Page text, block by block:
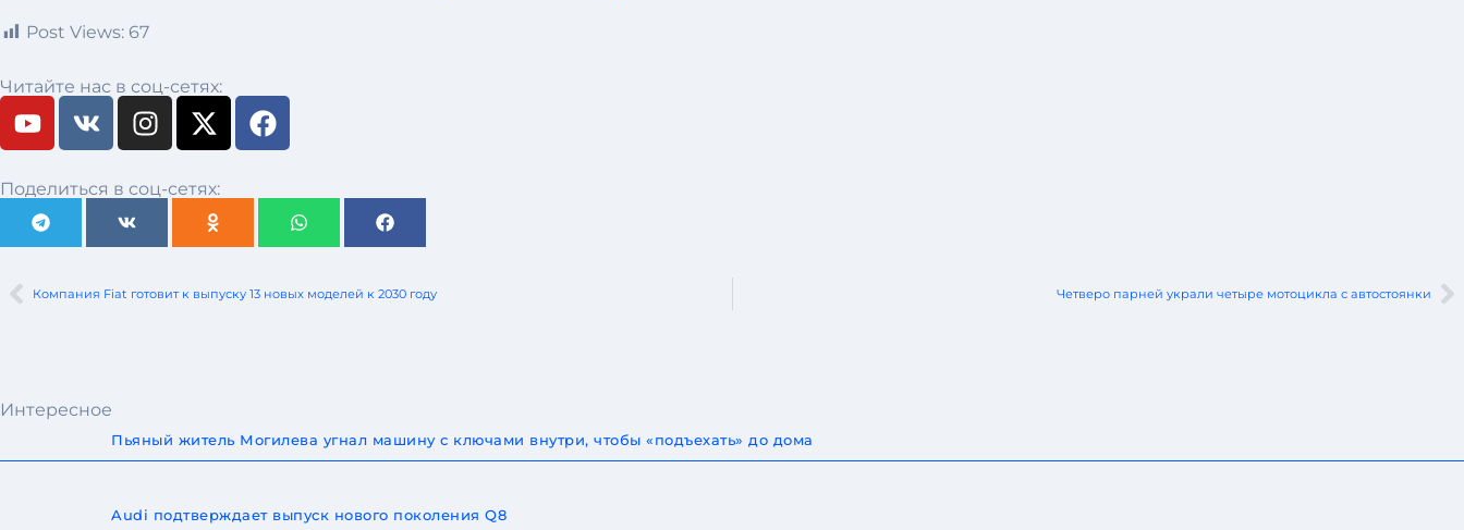
Post Views: 67
Читайте нас в соц-сетях:
Поделиться в соц-сетях:
Компания Fiat готовит к выпуску 13 новых моделей к 2030 году Четверо парней украли четыре мотоцикла с автостоянки
Интересное
Пьяный житель Могилева угнал машину с ключами внутри, чтобы «подъехать» до дома
Audi подтверждает выпуск нового поколения Q8